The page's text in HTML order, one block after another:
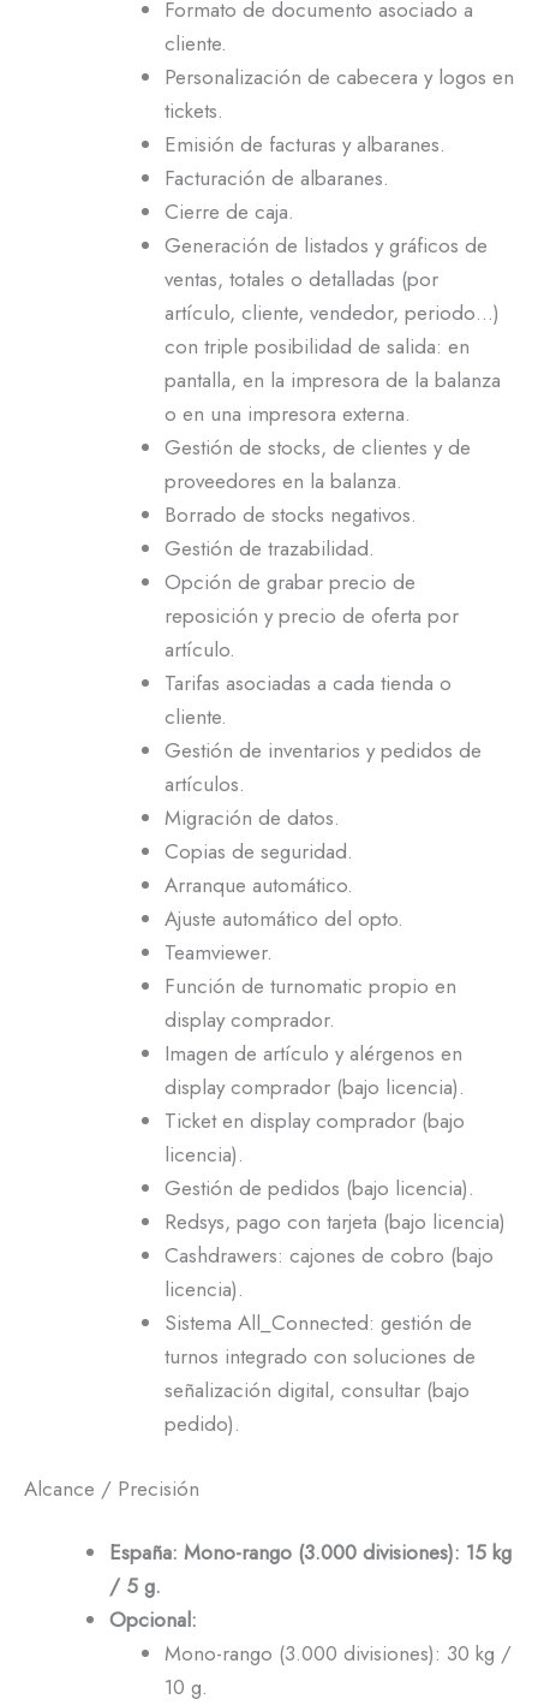
Formato de documento asociado a
cliente.
Personalización de cabecera y logos en
tickets.
Emisión de facturas y albaranes.
Facturación de albaranes.
Cierre de caja.
Generación de listados y gráficos de
ventas, totales o detalladas (por
artículo, cliente, vendedor, periodo…)
con triple posibilidad de salida: en
pantalla, en la impresora de la balanza
o en una impresora externa.
Gestión de stocks, de clientes y de
proveedores en la balanza.
Borrado de stocks negativos.
Gestión de trazabilidad.
Opción de grabar precio de
reposición y precio de oferta por
artículo.
Tarifas asociadas a cada tienda o
cliente.
Gestión de inventarios y pedidos de
artículos.
Migración de datos.
Copias de seguridad.
Arranque automático.
Ajuste automático del opto.
Teamviewer.
Función de turnomatic propio en
display comprador.
Imagen de artículo y alérgenos en
display comprador (bajo licencia).
Ticket en display comprador (bajo
licencia).
Gestión de pedidos (bajo licencia).
Redsys, pago con tarjeta (bajo licencia)
Cashdrawers: cajones de cobro (bajo
licencia).
Sistema All_Connected: gestión de
turnos integrado con soluciones de
señalización digital, consultar (bajo
pedido).
Alcance / Precisión
España: Mono-rango (3.000 divisiones): 15 kg
/ 5 g.
Opcional:
Mono-rango (3.000 divisiones): 30 kg /
10 g.